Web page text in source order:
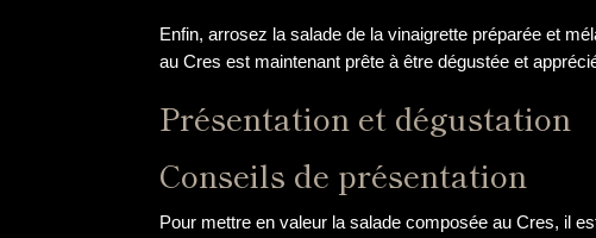
Enfin, arrosez la salade de la vinaigrette préparée et
au Cres est maintenant prête à être dégustée et
Présentation et dégustation
Conseils de présentation
Pour mettre en valeur la salade composée au Cres, il